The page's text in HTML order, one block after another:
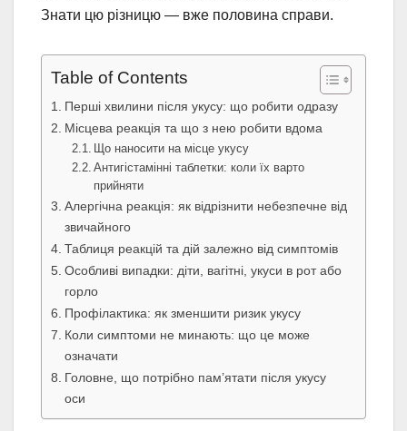
Знати цю різницю — вже половина справи.
Table of Contents
Перші хвилини після укусу: що робити одразу
Місцева реакція та що з нею робити вдома
Що наносити на місце укусу
Антигістамінні таблетки: коли їх варто
прийняти
Алергічна реакція: як відрізнити небезпечне від
звичайного
Таблиця реакцій та дій залежно від симптомів
Особливі випадки: діти, вагітні, укуси в рот або
горло
Профілактика: як зменшити ризик укусу
Коли симптоми не минають: що це може
означати
Головне, що потрібно пам’ятати після укусу
оси